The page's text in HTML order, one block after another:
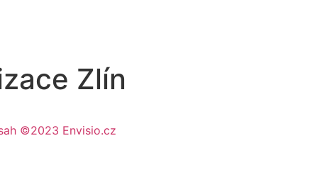
Zlín
©2023 Envisio.cz